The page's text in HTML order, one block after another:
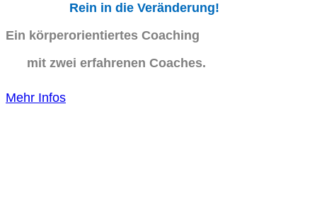
Rein in die Veränderung!
Ein körperorientiertes Coaching
mit zwei erfahrenen Coaches.
Mehr Infos